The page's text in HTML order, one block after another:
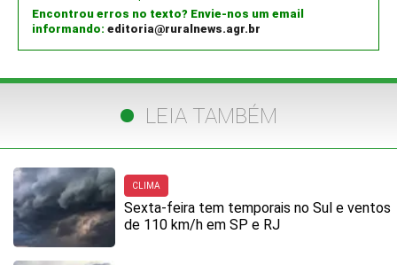
Encontrou erros no texto? Envie-nos um email
informando: editoria@ruralnews.agr.br
LEIA TAMBÉM
CLIMA
Sexta-feira tem temporais no Sul e ventos
de 110 km/h em SP e RJ